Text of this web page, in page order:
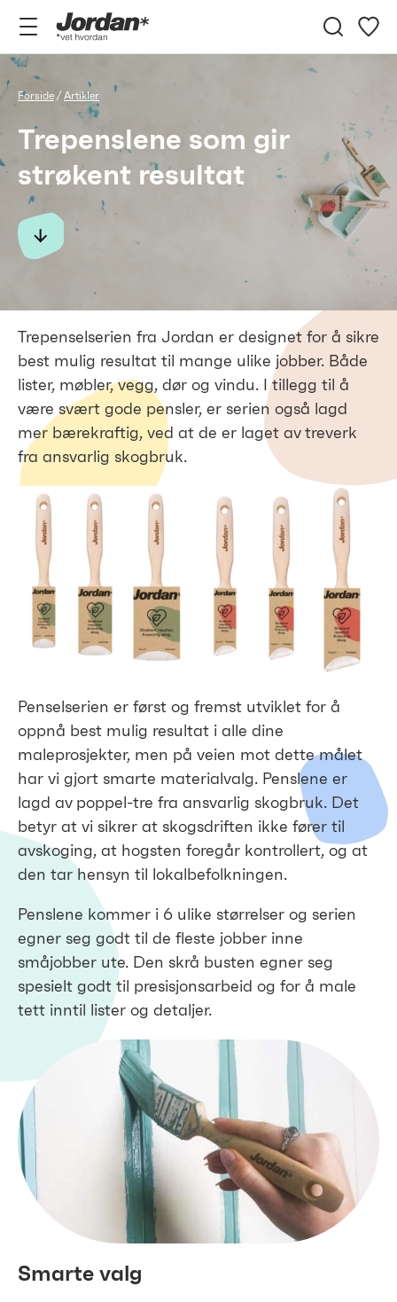
Jordan
vet
Forside Artikler
Trepenslene som gir
strøkent resultat
Trepenselserien fra Jordan er designet for å sikre
best mulig resultat til mange ulike jobber. Både
lister, møbler, vegg, dør og vindu. I tillegg til å
være svært gode pensler, er serien også lagd
mer bærekraftig, ved at de er laget av treverk
fra ansvarlig skogbruk.
Penselserien er først og fremst utviklet for å
oppnå best mulig resultat i alle dine
maleprosjekter, men på veien mot dette målet
har vi gjort smarte materialvalg. Penslene er
lagd av poppel-tre fra ansvarlig skogbruk. Det
betyr at vi sikrer at skogsdriften ikke fører til
avskoging, at hogsten foregår kontrollert, og at
den tar hensyn til lokalbefolkningen.
Penslene kommer i 6 ulike størrelser og serien
egner seg godt til de fleste jobber inne
småjobber ute. Den skrå busten egner seg
spesielt godt til presisjonsarbeid og for å male
tett inntil lister og detaljer.
Smarte valg